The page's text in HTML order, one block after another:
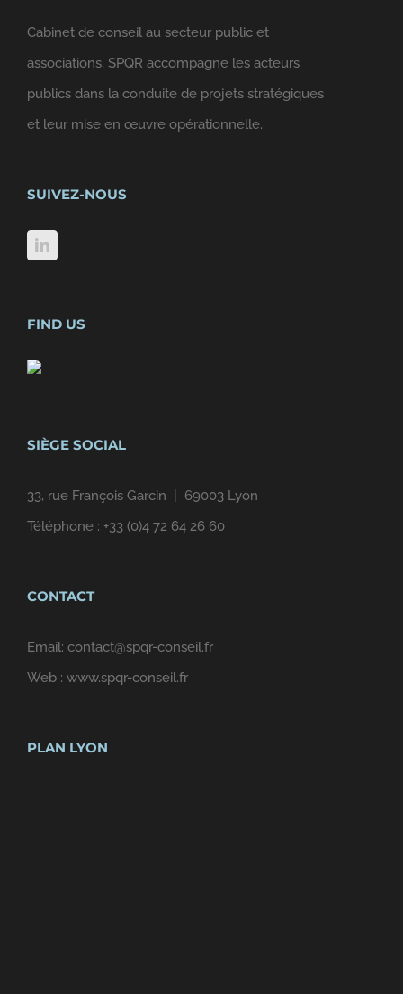
Cabinet de conseil au secteur public et
associations, SPQR accompagne les acteurs
publics dans la conduite de projets stratégiques
et leur mise en œuvre opérationnelle.
SUIVEZ-NOUS
FIND US
SIÈGE SOCIAL
33, rue François Garcin | 69003 Lyon
Téléphone : +33 (0)4 72 64 26 60
CONTACT
Email: contact@spqr-conseil.fr
Web : www.spqr-conseil.fr
PLAN LYON